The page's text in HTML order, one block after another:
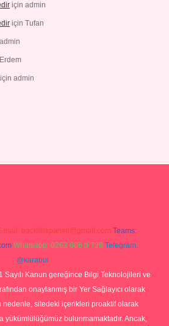
için admin
için Tufan
admin
Erdem
için admin
mail: backlinkpaneli@gmail.com Teams:
Whatsapp: 0262 606 0 726 Telegram:
@karabul
Sayılı Kanun gereğince Bilgi Teknolojileri ve
onaylanmış bir Yer Sağlayıcı olarak
nedenle, sitedeki içerikleri proaktif olarak
yükümlülüğümüz bulunmamaktadır. Ancak,